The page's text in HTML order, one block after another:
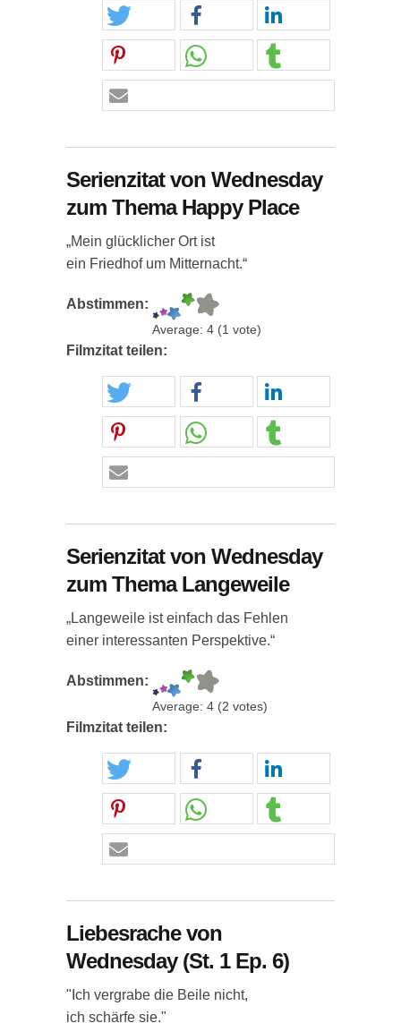
Serienzitat von Wednesday
zum Thema Happy Place
„Mein glücklicher Ort ist
ein Friedhof um Mitternacht.“
Abstimmen:
Average: 4 (1 vote)
Filmzitat teilen:
Serienzitat von Wednesday
zum Thema Langeweile
„Langeweile ist einfach das Fehlen
einer interessanten Perspektive.“
Abstimmen:
Average: 4 (2 votes)
Filmzitat teilen:
Liebesrache von
Wednesday (St. 1 Ep. 6)
"Ich vergrabe die Beile nicht,
ich schärfe sie."